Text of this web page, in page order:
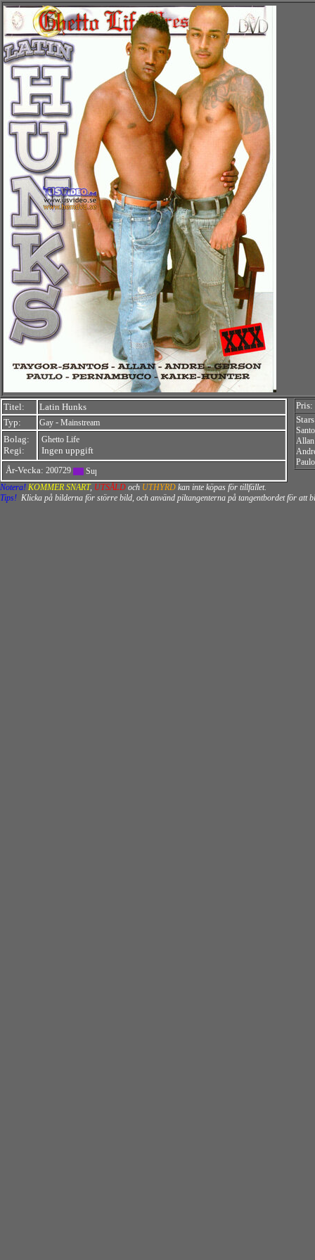
Titel:
Latin Hunks
Typ:
Gay - Mainstream
Bolag:
Regi:
Ghetto Life
Ingen uppgift
År-Vecka: 200729
Paulo
Notera! KOMMER SNART, UTSÅLD och UTHYRD kan inte köpas för tillfället.
Tips! Klicka på bilderna för större bild, och använd piltangenterna på tangentbordet för att